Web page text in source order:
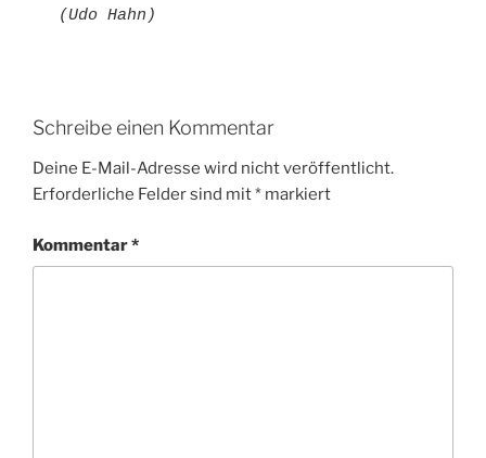
(Udo Hahn)
Schreibe einen Kommentar
Deine E-Mail-Adresse wird nicht veröffentlicht.
Erforderliche Felder sind mit* markiert
Kommentar*